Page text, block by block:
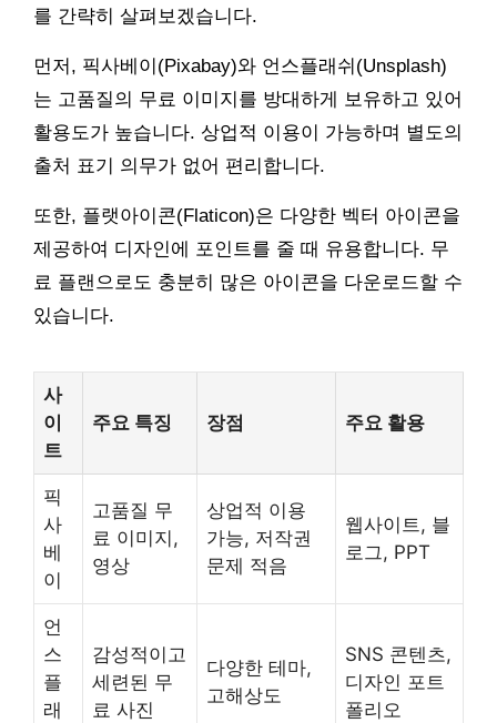
를 간략히 살펴보겠습니다.
먼저, 픽사베이(Pixabay)와 언스플래쉬(Unsplash)
는 고품질의 무료 이미지를 방대하게 보유하고 있어
활용도가 높습니다. 상업적 이용이 가능하며 별도의
출처 표기 의무가 없어 편리합니다.
또한, 플랫아이콘(Flaticon)은 다양한 벡터 아이콘을
제공하여 디자인에 포인트를 줄 때 유용합니다. 무
료 플랜으로도 충분히 많은 아이콘을 다운로드할 수
있습니다.
사
이
트
주요 특징 장점 주요 활용
픽
사
베
이
고품질 무
료 이미지,
영상
상업적 이용
가능, 저작권
문제 적음
웹사이트, 블
로그, PPT
언
스
플
래
감성적이고
세련된 무
료 사진
다양한 테마,
고해상도
SNS 콘텐츠,
디자인 포트
폴리오